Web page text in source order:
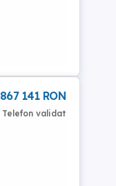
867 141 RON
Telefon validat